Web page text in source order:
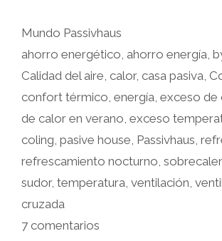
Mundo Passivhaus
ahorro energético, ahorro energía,
Calidad del aire, calor, casa pasiva,
confort térmico, energía, exceso de
de calor en verano, exceso
coling, pasive house, Passivhaus,
refrescamiento nocturno,
sudor, temperatura, ventilación,
cruzada
7 comentarios